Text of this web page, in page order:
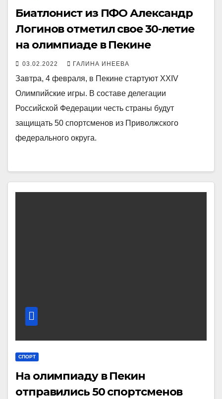
Биатлонист из ПФО Александр
Логинов отметил свое 30-летие
на олимпиаде в Пекине
03.02.2022 ГАЛИНА ИНЕЕВА
Завтра, 4 февраля, в Пекине стартуют XXIV
Олимпийские игры. В составе делегации
Российской Федерации честь страны будут
защищать 50 спортсменов из Приволжского
федерального округа.
СПОРТ
На олимпиаду в Пекин
отправились 50 спортсменов